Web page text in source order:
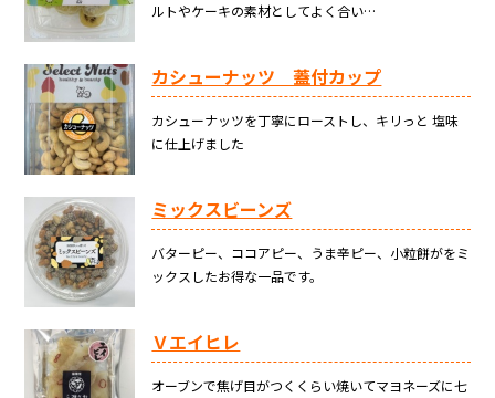
ルトやケーキの素材としてよく合い…
カシューナッツ 蓋付カップ
カシューナッツを丁寧にローストし、キリっと 塩味
に仕上げました
ミックスビーンズ
バターピー、ココアピー、うま辛ピー、小粒餅がをミ
ックスしたお得な一品です。
Ｖエイヒレ
オーブンで焦げ目がつくくらい焼いてマヨネーズに七